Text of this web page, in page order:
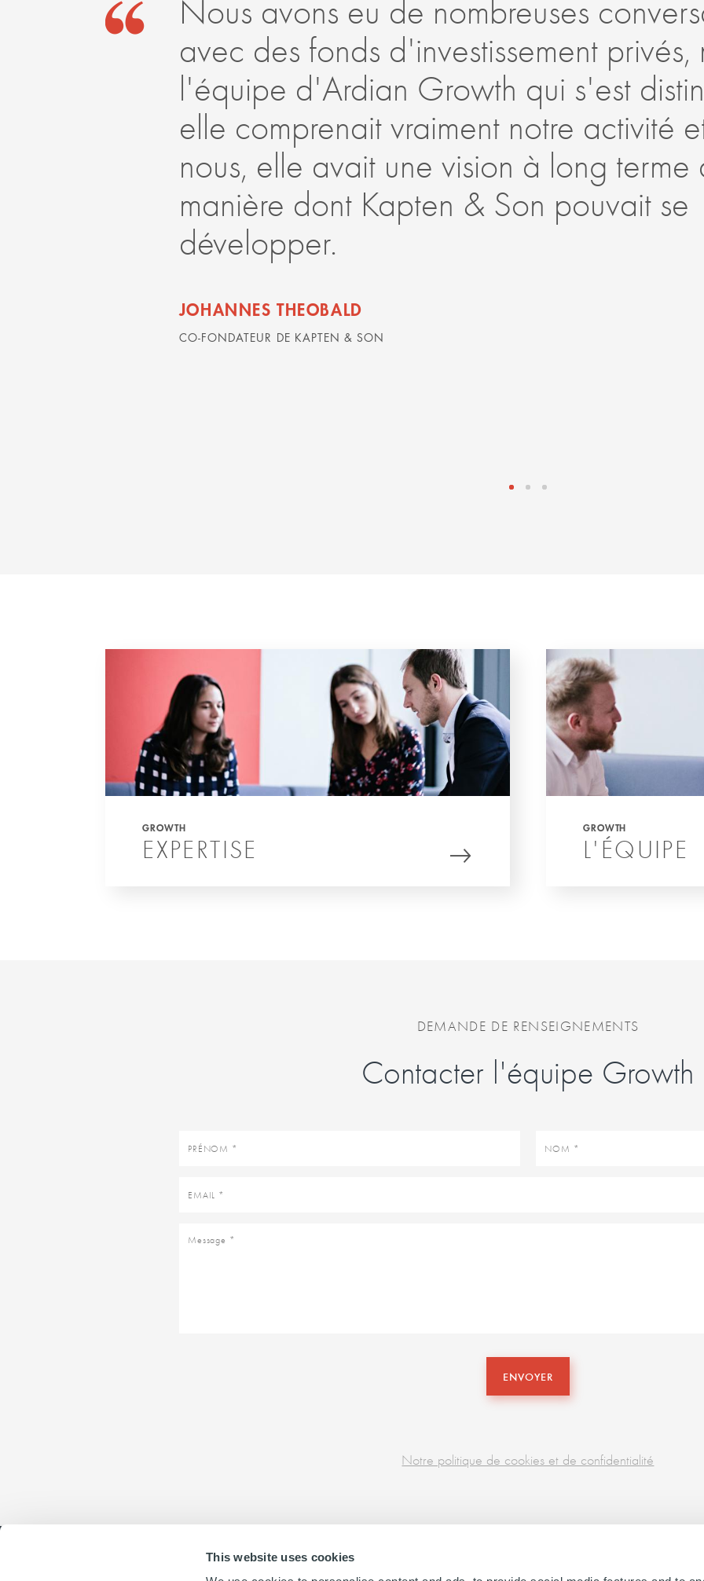
This website uses cookies
Nous avons eu de nombreuses
avec des fonds d'investissement privés,
l'équipe d'Ardian Growth qui s'est
elle comprenait vraiment notre activité
nous, elle avait une vision à long terme
manière dont Kapten & Son pouvait se
développer.
JOHANNES THEOBALD
CO-FONDATEUR DE KAPTEN & SON
GROWTH
EXPERTISE
GROWTH
L'ÉQUIPE
DEMANDE DE RENSEIGNEMENTS
Contacter l'équipe Growth
Prénom Nom
Email
Message
ENVOYER
Notre politique de cookies et de confidentialité